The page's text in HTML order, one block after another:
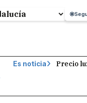
Es noticia Precio